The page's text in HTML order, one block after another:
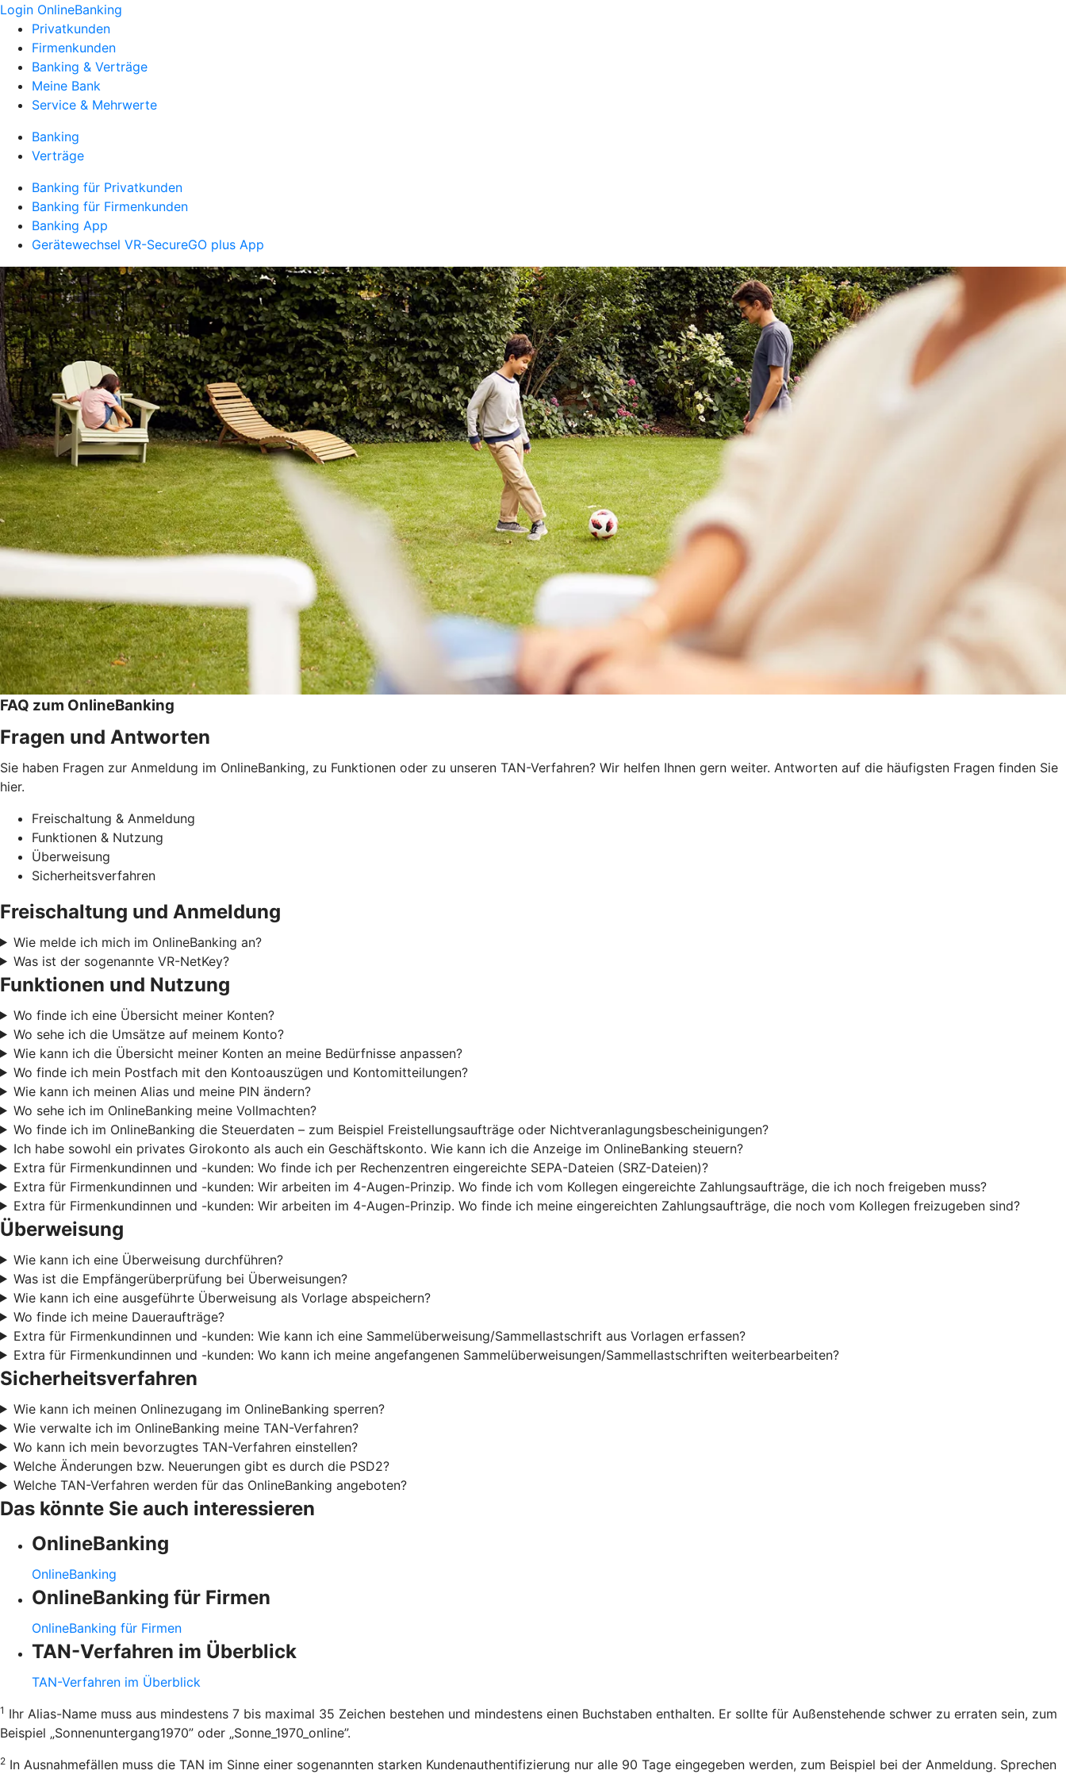
Login OnlineBanking
Privatkunden
Firmenkunden
Banking & Verträge
Meine Bank
Service & Mehrwerte
Banking
Verträge
Banking für Privatkunden
Banking für Firmenkunden
Banking App
Gerätewechsel VR-SecureGO plus App
FAQ zum OnlineBanking
Fragen und Antworten
Sie haben Fragen zur Anmeldung im OnlineBanking, zu Funktionen oder zu unseren TAN-Verfahren? Wir helfen Ihnen gern weiter. Antworten auf die häufigsten Fragen finden Sie
hier.
Freischaltung & Anmeldung
Funktionen & Nutzung
Überweisung
Sicherheitsverfahren
Freischaltung und Anmeldung
Wie melde ich mich im OnlineBanking an?
Was ist der sogenannte VR-NetKey?
Funktionen und Nutzung
Wo finde ich eine Übersicht meiner Konten?
Wo sehe ich die Umsätze auf meinem Konto?
Wie kann ich die Übersicht meiner Konten an meine Bedürfnisse anpassen?
Wo finde ich mein Postfach mit den Kontoauszügen und Kontomitteilungen?
Wie kann ich meinen Alias und meine PIN ändern?
Wo sehe ich im OnlineBanking meine Vollmachten?
Wo finde ich im OnlineBanking die Steuerdaten – zum Beispiel Freistellungsaufträge oder Nichtveranlagungsbescheinigungen?
Ich habe sowohl ein privates Girokonto als auch ein Geschäftskonto. Wie kann ich die Anzeige im OnlineBanking steuern?
Extra für Firmenkundinnen und -kunden: Wo finde ich per Rechenzentren eingereichte SEPA-Dateien (SRZ-Dateien)?
Extra für Firmenkundinnen und -kunden: Wir arbeiten im 4-Augen-Prinzip. Wo finde ich vom Kollegen eingereichte Zahlungsaufträge, die ich noch freigeben muss?
Extra für Firmenkundinnen und -kunden: Wir arbeiten im 4-Augen-Prinzip. Wo finde ich meine eingereichten Zahlungsaufträge, die noch vom Kollegen freizugeben sind?
Überweisung
Wie kann ich eine Überweisung durchführen?
Was ist die Empfängerüberprüfung bei Überweisungen?
Wie kann ich eine ausgeführte Überweisung als Vorlage abspeichern?
Wo finde ich meine Daueraufträge?
Extra für Firmenkundinnen und -kunden: Wie kann ich eine Sammelüberweisung/Sammellastschrift aus Vorlagen erfassen?
Extra für Firmenkundinnen und -kunden: Wo kann ich meine angefangenen Sammelüberweisungen/Sammellastschriften weiterbearbeiten?
Sicherheitsverfahren
Wie kann ich meinen Onlinezugang im OnlineBanking sperren?
Wie verwalte ich im OnlineBanking meine TAN-Verfahren?
Wo kann ich mein bevorzugtes TAN-Verfahren einstellen?
Welche Änderungen bzw. Neuerungen gibt es durch die PSD2?
Welche TAN-Verfahren werden für das OnlineBanking angeboten?
Das könnte Sie auch interessieren
OnlineBanking
OnlineBanking
OnlineBanking für Firmen
OnlineBanking für Firmen
TAN-Verfahren im Überblick
TAN-Verfahren im Überblick
1 Ihr Alias-Name muss aus mindestens 7 bis maximal 35 Zeichen bestehen und mindestens einen Buchstaben enthalten. Er sollte für Außenstehende schwer zu erraten sein, zum
Beispiel „Sonnenuntergang1970” oder „Sonne_1970_online”.
2 In Ausnahmefällen muss die TAN im Sinne einer sogenannten starken Kundenauthentifizierung nur alle 90 Tage eingegeben werden, zum Beispiel bei der Anmeldung. Sprechen